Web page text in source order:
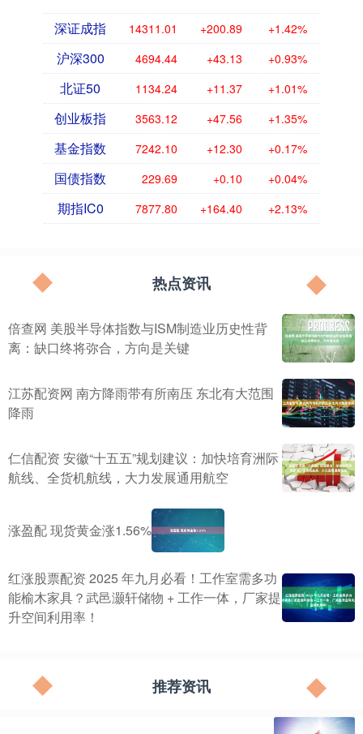
深证成指 14311.01 +200.89 +1.42%
沪深300 4694.44 +43.13 +0.93%
北证50 1134.24 +11.37 +1.01%
创业板指 3563.12 +47.56 +1.35%
基金指数 7242.10 +12.30 +0.17%
国债指数 229.69 +0.10 +0.04%
期指IC0 7877.80 +164.40 +2.13%
热点资讯
倍查网 美股半导体指数与ISM制造业历史性背
离：缺口终将弥合，方向是关键
江苏配资网 南方降雨带有所南压 东北有大范围
降雨
仁信配资 安徽“十五五”规划建议：加快培育洲际
航线、全货机航线，大力发展通用航空
涨盈配 现货黄金涨1.56%
红涨股票配资 2025 年九月必看！工作室需多功
能榆木家具？武邑灏轩储物 + 工作一体，厂家提
升空间利用率！
推荐资讯